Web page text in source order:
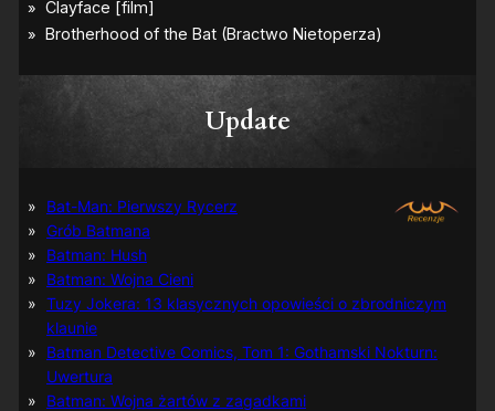
Update
Bat-Man: Pierwszy Rycerz
Grób Batmana
Batman: Hush
Batman: Wojna Cieni
Tuzy Jokera: 13 klasycznych opowieści o zbrodniczym
klaunie
Batman Detective Comics, Tom 1: Gothamski Nokturn:
Uwertura
Batman: Wojna żartów z zagadkami